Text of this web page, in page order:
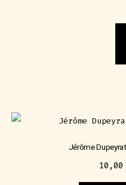
Jérôme
10,00